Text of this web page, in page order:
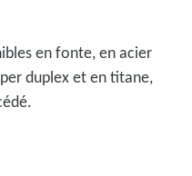
en fonte, en acier
duplex et en titane,